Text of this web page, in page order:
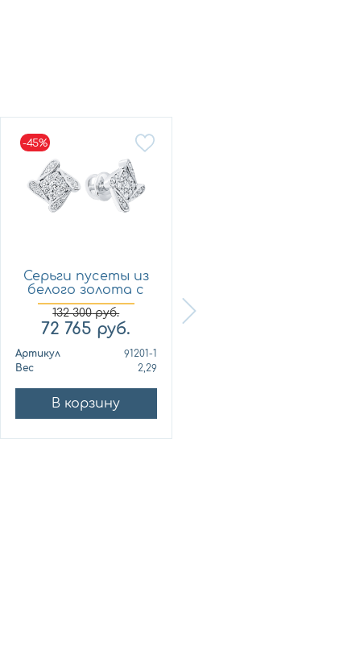
-45%
Серьги пусеты из
белого золота с
брил...
132 300руб.
72 765 руб.
Артикул
91201-1
Вес
2,29
В корзину